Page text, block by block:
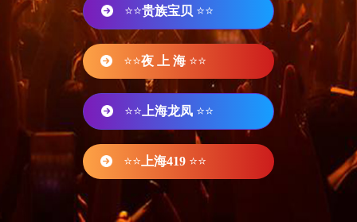
⭐⭐贵族宝贝 ⭐⭐
⭐⭐夜 上 海 ⭐⭐
⭐⭐ 上海龙凤 ⭐⭐
⭐⭐ 上海419 ⭐⭐